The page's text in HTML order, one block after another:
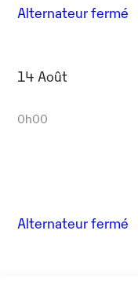
Alternateur fermé
14 Août
0h00
Alternateur fermé